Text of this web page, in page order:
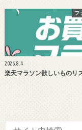
フ
2026.8.4
楽天マラソン欲しいものリ